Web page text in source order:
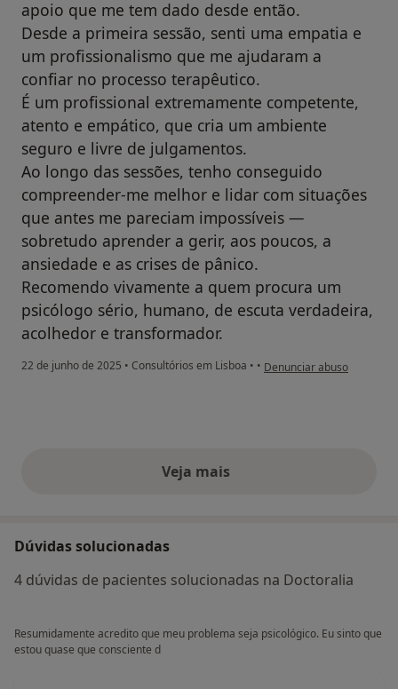
apoio que me tem dado desde então.
Desde a primeira sessão, senti uma empatia e
um profissionalismo que me ajudaram a
confiar no processo terapêutico.
É um profissional extremamente competente,
atento e empático, que cria um ambiente
seguro e livre de julgamentos.
Ao longo das sessões, tenho conseguido
compreender-me melhor e lidar com situações
que antes me pareciam impossíveis —
sobretudo aprender a gerir, aos poucos, a
ansiedade e as crises de pânico.
Recomendo vivamente a quem procura um
psicólogo sério, humano, de escuta verdadeira,
acolhedor e transformador.
22 de junho de 2025 • Consultórios em Lisboa • • na opinião do utilizador
Denunciar abuso
Veja maisopiniões acima
Dúvidas solucionadas
4 dúvidas de pacientes solucionadas na Doctoralia
Resumidamente acredito que meu problema seja psicológico. Eu sinto que
estou quase que consciente d